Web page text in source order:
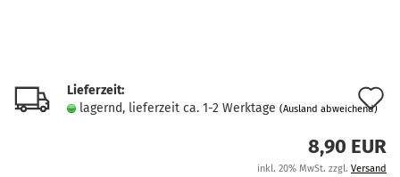
Lieferzeit:
lagernd, lieferzeit ca. 1-2 Werktage (Ausland abweichend)
8,90 EUR
inkl. 20% MwSt. zzgl. Versand